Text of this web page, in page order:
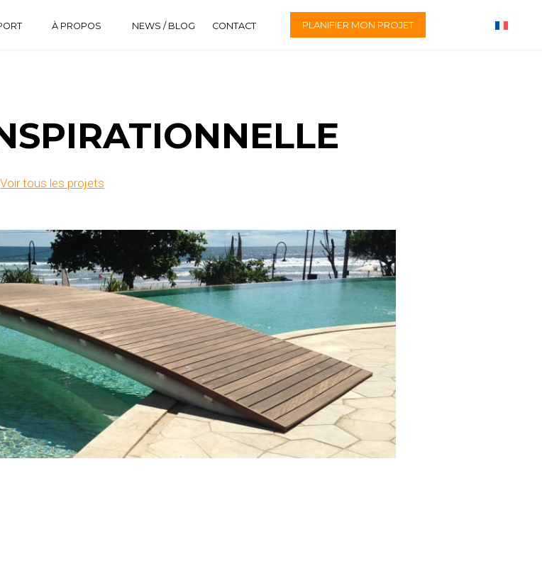
À PROPOS
NEWS / BLOG CONTACT PLANIFIER MON PROJET
Voir tous les projets